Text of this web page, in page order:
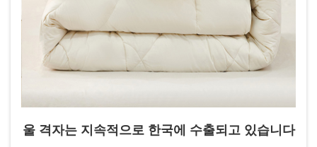
울 격자는 지속적으로 한국에 수출되고 있습니다